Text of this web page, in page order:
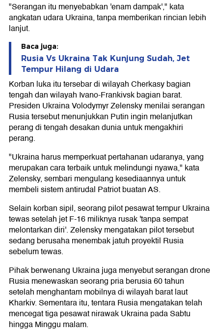
"Serangan itu menyebabkan 'enam dampak'," kata
angkatan udara Ukraina, tanpa memberikan rincian lebih
lanjut.
Baca juga:
Rusia Vs Ukraina Tak Kunjung Sudah, Jet
Tempur Hilang di Udara
Korban luka itu tersebar di wilayah Cherkasy bagian
tengah dan wilayah Ivano-Frankivsk bagian barat.
Presiden Ukraina Volodymyr Zelensky menilai serangan
Rusia tersebut menunjukkan Putin ingin melanjutkan
perang di tengah desakan dunia untuk mengakhiri
perang.
"Ukraina harus memperkuat pertahanan udaranya, yang
merupakan cara terbaik untuk melindungi nyawa," kata
Zelensky, sembari mengulang kesediaannya untuk
membeli sistem antirudal Patriot buatan AS.
Selain korban sipil, seorang pilot pesawat tempur Ukraina
tewas setelah jet F-16 miliknya rusak 'tanpa sempat
melontarkan diri'. Zelensky mengatakan pilot tersebut
sedang berusaha menembak jatuh proyektil Rusia
sebelum tewas.
Pihak berwenang Ukraina juga menyebut serangan drone
Rusia menewaskan seorang pria berusia 60 tahun
setelah menghantam mobilnya di wilayah barat laut
Kharkiv. Sementara itu, tentara Rusia mengatakan telah
mencegat tiga pesawat nirawak Ukraina pada Sabtu
hingga Minggu malam.